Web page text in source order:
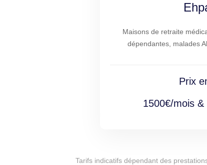
Maisons de retraite
dépendantes, malades
Prix
1500€/mois
Tarifs indicatifs dépendant des